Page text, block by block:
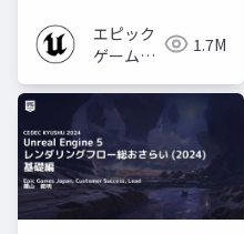
エピック
ゲームズ
1.7M